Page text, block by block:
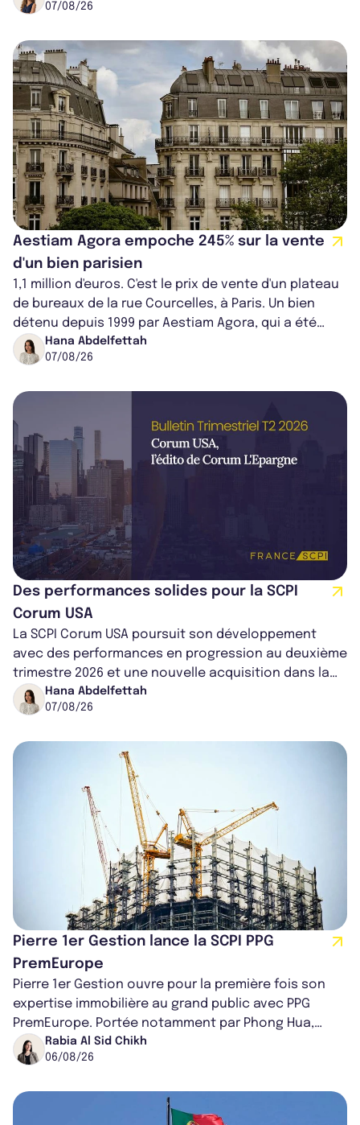
07/08/26
Aestiam Agora empoche 245% sur la vente
d'un bien parisien
1,1 million d'euros. C'est le prix de vente d'un plateau
de bureaux de la rue Courcelles, à Paris. Un bien
détenu depuis 1999 par Aestiam Agora, qui a été
cédé avec une plus-value...
Hana Abdelfettah
07/08/26
Des performances solides pour la SCPI
Corum USA
La SCPI Corum USA poursuit son développement
avec des performances en progression au deuxième
trimestre 2026 et une nouvelle acquisition dans la
région de Chicago. Entre hausse de...
Hana Abdelfettah
07/08/26
Pierre 1er Gestion lance la SCPI PPG
PremEurope
Pierre 1er Gestion ouvre pour la première fois son
expertise immobilière au grand public avec PPG
PremEurope. Portée notamment par Phong Hua,
ancien directeur des investissements d...
Rabia Al Sid Chikh
06/08/26